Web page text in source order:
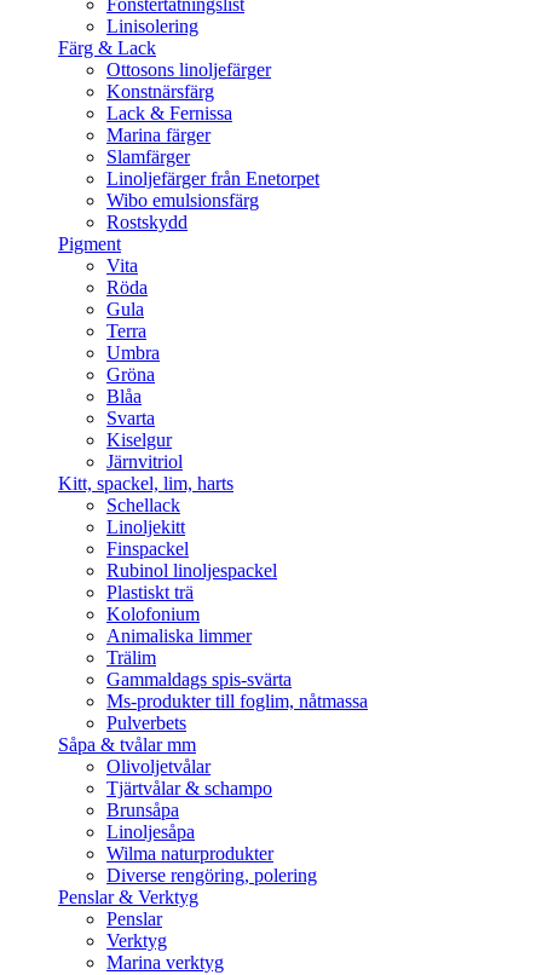
Fönstertätningslist
Linisolering
Färg & Lack
Ottosons linoljefärger
Konstnärsfärg
Lack & Fernissa
Marina färger
Slamfärger
Linoljefärger från Enetorpet
Wibo emulsionsfärg
Rostskydd
Pigment
Vita
Röda
Gula
Terra
Umbra
Gröna
Blåa
Svarta
Kiselgur
Järnvitriol
Kitt, spackel, lim, harts
Schellack
Linoljekitt
Finspackel
Rubinol linoljespackel
Plastiskt trä
Kolofonium
Animaliska limmer
Trälim
Gammaldags spis-svärta
Ms-produkter till foglim, nåtmassa
Pulverbets
Såpa & tvålar mm
Olivoljetvålar
Tjärtvålar & schampo
Brunsåpa
Linoljesåpa
Wilma naturprodukter
Diverse rengöring, polering
Penslar & Verktyg
Penslar
Verktyg
Marina verktyg